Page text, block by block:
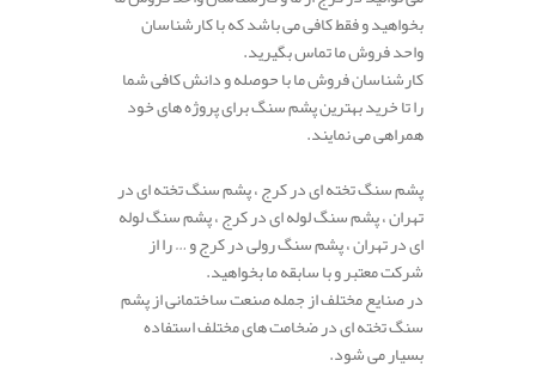
بخواهید و فقط کافی می باشد که با کارشناسان
واحد فروش ما تماس بگیرید.
کارشناسان فروش ما با حوصله و دانش کافی شما
را تا خرید بهترین پشم سنگ برای پروژه های خود
همراهی می نمایند.
پشم سنگ تخته ای در کرج ، پشم سنگ تخته ای در
تهران ، پشم سنگ لوله ای در کرج ، پشم سنگ لوله
ای در تهران ، پشم سنگ رولی در کرج و … را از
شرکت معتبر و با سابقه ما بخواهید.
در صنایع مختلف از جمله صنعت ساختمانی از پشم
سنگ تخته ای در ضخامت های مختلف استفاده
بسیار می شود.